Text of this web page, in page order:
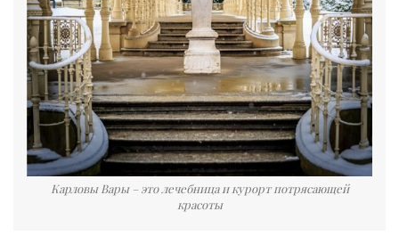
Карловы Вары – это лечебница и курорт потрясающей
красоты